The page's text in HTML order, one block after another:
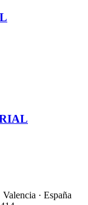
· España